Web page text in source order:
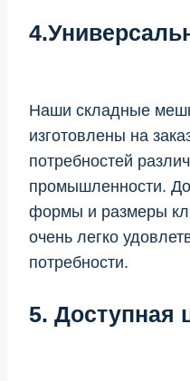
Наши складные
изготовлены на
потребностей
промышленности.
формы и размеры
очень легко
потребности.
5. Доступная